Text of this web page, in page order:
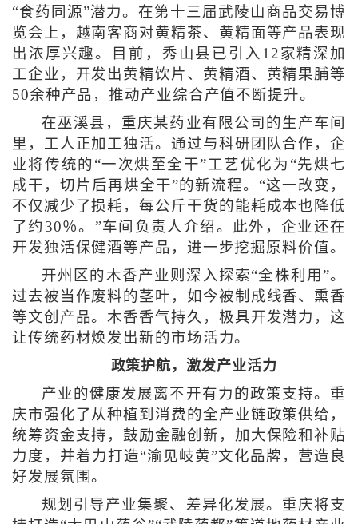
“食药同源”潜力。在第十三届武陵山商品交易博
览会上，越南客商对黄精茶、黄精面等产品表现
出浓厚兴趣。目前，秀山县已引入12家精深加
工企业，开发出黄精饮片、黄精酒、黄精果脯等
50余种产品，推动产业综合产值不断提升。
在巫溪县，重庆某药业有限公司的生产车间
里，工人正加工独活。通过与科研团队合作，企
业将传统的“一次烘至全干”工艺优化为“先烘七
成干，切片后再烘全干”的新流程。“这一改变，
不仅减少了损耗，每公斤干货的能耗成本也降低
了约30％。”车间负责人介绍。此外，企业还在
开发独活保健酒等产品，进一步挖掘原料价值。
开州区的木香产业则深入探索“全株利用”。
过去被当作废料的茎叶，如今被制成线香、熏香
等文创产品。木香香气持久，极具开发潜力，这
让传统药材焕发出新的市场活力。
政策护航，激发产业活力
产业的健康发展离不开有力的政策支持。重
庆市强化了从种植到消费的全产业链政策供给，
统筹资金支持，鼓励金融创新，加大保险和补贴
力度，并着力打造“渝见岐黄”文化品牌，营造良
好发展氛围。
规划引导产业集聚、差异化发展。重庆将支